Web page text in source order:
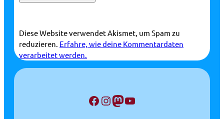
Diese Website verwendet Akismet, um Spam zu
reduzieren. Erfahre, wie deine Kommentardaten
verarbeitet werden.
Facebook InstagramMastodon YouTube